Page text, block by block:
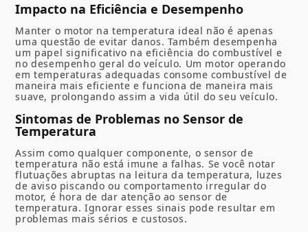
Impacto na Eficiência e Desempenho
Manter o motor na temperatura ideal não é apenas
uma questão de evitar danos. Também desempenha
um papel significativo na eficiência do combustível e
no desempenho geral do veículo. Um motor operando
em temperaturas adequadas consome combustível de
maneira mais eficiente e funciona de maneira mais
suave, prolongando assim a vida útil do seu veículo.
Sintomas de Problemas no Sensor de
Temperatura
Assim como qualquer componente, o sensor de
temperatura não está imune a falhas. Se você notar
flutuações abruptas na leitura da temperatura, luzes
de aviso piscando ou comportamento irregular do
motor, é hora de dar atenção ao sensor de
temperatura. Ignorar esses sinais pode resultar em
problemas mais sérios e custosos.